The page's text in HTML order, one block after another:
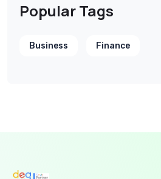
Popular Tags
Business Finance